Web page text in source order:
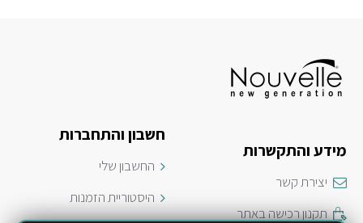
מידע והתקשרות
יצירת קשר
תקנון רכישה באתר
חשבון והתחברות
החשבון שלי
היסטוריית הזמנות